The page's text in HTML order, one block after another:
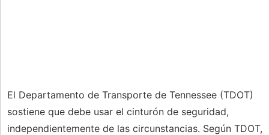
El Departamento de Transporte de Tennessee (TDOT)
sostiene que debe usar el cinturón de seguridad,
independientemente de las circunstancias. Según TDOT,